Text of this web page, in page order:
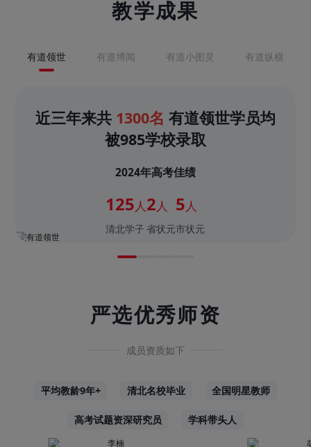
教学成果
有道领世 有道博闻 有道小图灵 有道纵横
近三年来共 1300名 有道领世学员均
被985学校录取
2024年高考佳绩
125人
清北学子
2人
省状元
5人
市状元
严选优秀师资
成员资质如下
平均教龄9年+ 清北名校毕业 全国明星教师
高考试题资深研究员 学科带头人